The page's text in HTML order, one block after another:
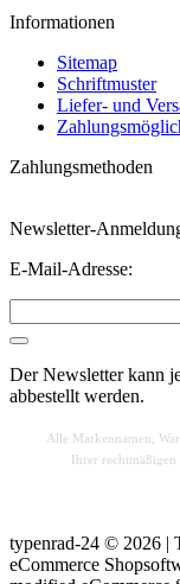
Informationen
Sitemap
Schriftmuster
Liefer- und
Zahlungsmethoden
Newsletter-
E-Mail-Adresse:
Der Newsletter kann
abbestellt werden.
Alle Markennamen,
Ihrer rechtmäßigen
typenrad-24 © 2026 |
eCommerce